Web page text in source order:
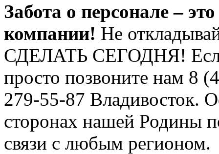
Забота о персонале –
компании! Не
СДЕЛАТЬ СЕГОДНЯ!
просто позвоните нам 8
279-55-87 Владивосток.
сторонах нашей Родины
связи с любым регионом.